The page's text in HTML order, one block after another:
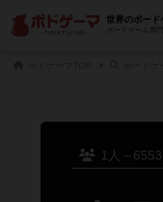
世界のボード
ボードゲーム専
1人～